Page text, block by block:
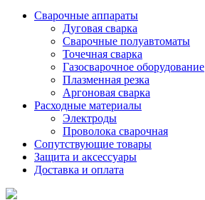
Сварочные аппараты
Дуговая сварка
Сварочные полуавтоматы
Точечная сварка
Газосварочное оборудование
Плазменная резка
Аргоновая сварка
Расходные материалы
Электроды
Проволока сварочная
Сопутствующие товары
Защита и аксессуары
Доставка и оплата